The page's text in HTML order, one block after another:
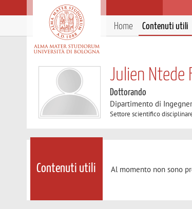
Home Contenuti utili
Julien Ntede
Dottorando
Dipartimento di
Settore scientifico
Contenuti utili Al momento non sono